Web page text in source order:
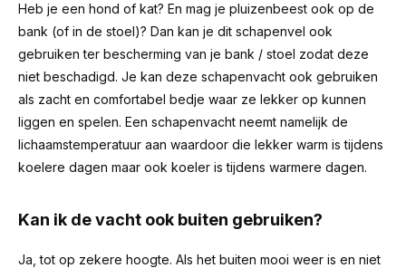
Heb je een hond of kat? En mag je pluizenbeest ook op de
bank (of in de stoel)? Dan kan je dit schapenvel ook
gebruiken ter bescherming van je bank / stoel zodat deze
niet beschadigd. Je kan deze schapenvacht ook gebruiken
als zacht en comfortabel bedje waar ze lekker op kunnen
liggen en spelen. Een schapenvacht neemt namelijk de
lichaamstemperatuur aan waardoor die lekker warm is tijdens
koelere dagen maar ook koeler is tijdens warmere dagen.
Kan ik de vacht ook buiten gebruiken?
Ja, tot op zekere hoogte. Als het buiten mooi weer is en niet